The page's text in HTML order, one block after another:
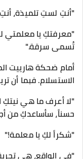
"أنتِ لستِ تلميذة،
"معرفتكِ يا معلمتي
تُسمى سرقة."
​أمام ضحكة هارييت
الاستسلام. فبما أن
​"لا أعرف ما هي نيتكِ
حسناً، سأساعدكِ من
"شكراً لكِ يا معلمة!"
"في الواقع، هي